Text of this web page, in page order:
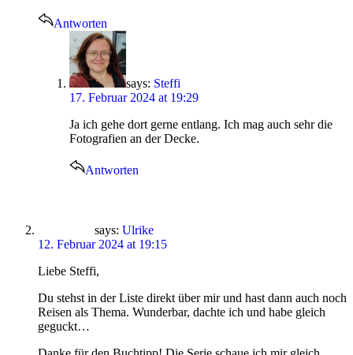
Antworten
says: Steffi
17. Februar 2024 at 19:29
Ja ich gehe dort gerne entlang. Ich mag auch sehr die
Fotografien an der Decke.
Antworten
says: Ulrike
12. Februar 2024 at 19:15
Liebe Steffi,
Du stehst in der Liste direkt über mir und hast dann auch noch
Reisen als Thema. Wunderbar, dachte ich und habe gleich
geguckt…